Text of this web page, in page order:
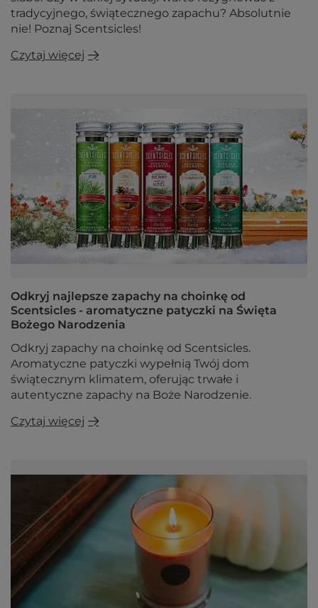
tradycyjnego, świątecznego zapachu? Absolutnie
nie! Poznaj Scentsicles!
Czytaj więcej
Odkryj najlepsze zapachy na choinkę od
Scentsicles - aromatyczne patyczki na Święta
Bożego Narodzenia
Odkryj zapachy na choinkę od Scentsicles.
Aromatyczne patyczki wypełnią Twój dom
świątecznym klimatem, oferując trwałe i
autentyczne zapachy na Boże Narodzenie.
Czytaj więcej